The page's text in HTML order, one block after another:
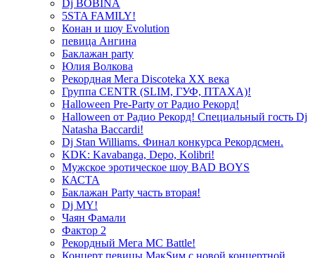
Dj BOBINA
5STA FAMILY!
Конан и шоу Evolution
певица Ангина
Баклажан party
Юлия Волкова
Рекордная Мега Discoteka XX века
Группа CENTR (SLIM, ГУФ, ПТАХА)!
Halloween Pre-Party от Радио Рекорд!
Halloween от Радио Рекорд! Специальный гость Dj
Natasha Baccardi!
Dj Stan Williams. Финал конкурса Рекордсмен.
KDK: Kavabanga, Depo, Kolibri!
Мужское эротическое шоу BAD BOYS
КАСТА
Баклажан Party часть вторая!
Dj MY!
Чаян Фамали
Фактор 2
Рекордный Мега МС Battle!
Концерт певицы МакSим с новой концертной